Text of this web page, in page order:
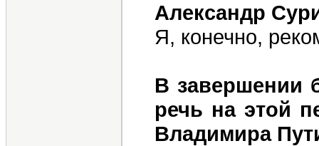
Александр
Я, конечно,
В завершении
речь на этой
Владимира